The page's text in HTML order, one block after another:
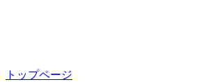
トップページ